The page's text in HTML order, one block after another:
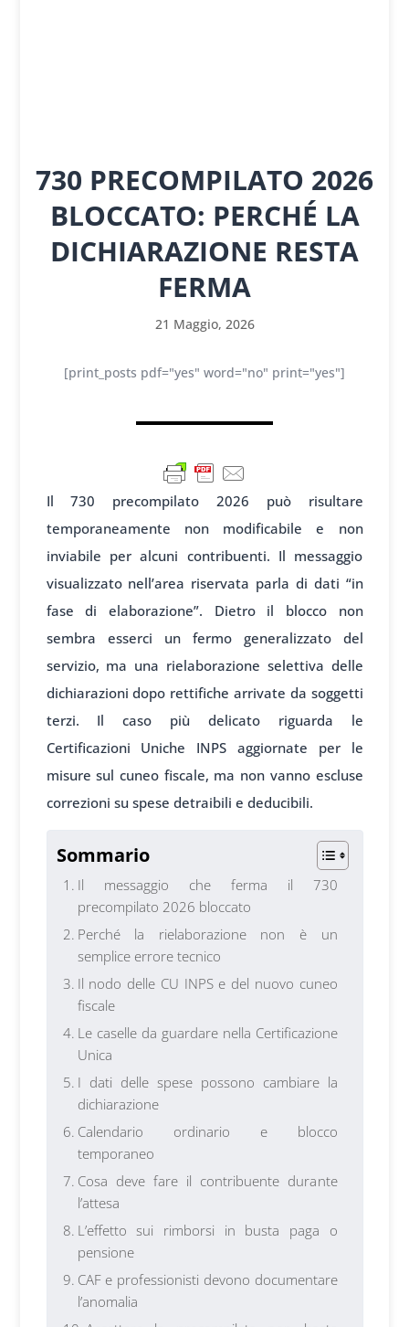
730 PRECOMPILATO 2026
BLOCCATO: PERCHÉ LA
DICHIARAZIONE RESTA
FERMA
21 Maggio, 2026
[print_posts pdf="yes" word="no" print="yes"]
Il 730 precompilato 2026 può risultare
temporaneamente non modificabile e non
inviabile per alcuni contribuenti. Il messaggio
visualizzato nell’area riservata parla di dati “in
fase di elaborazione”. Dietro il blocco non
sembra esserci un fermo generalizzato del
servizio, ma una rielaborazione selettiva delle
dichiarazioni dopo rettifiche arrivate da soggetti
terzi. Il caso più delicato riguarda le
Certificazioni Uniche INPS aggiornate per le
misure sul cuneo fiscale, ma non vanno escluse
correzioni su spese detraibili e deducibili.
Sommario
Il messaggio che ferma il 730
precompilato 2026 bloccato
Perché la rielaborazione non è un
semplice errore tecnico
Il nodo delle CU INPS e del nuovo cuneo
fiscale
Le caselle da guardare nella Certificazione
Unica
I dati delle spese possono cambiare la
dichiarazione
Calendario ordinario e blocco
temporaneo
Cosa deve fare il contribuente durante
l’attesa
L’effetto sui rimborsi in busta paga o
pensione
CAF e professionisti devono documentare
l’anomalia